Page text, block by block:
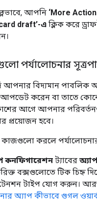
আপনি ‘More
draft’-এ ক্লিক করে
পর্যালোচনার
বিদ্যমান পাবলিক
আপডেট করেন বা তাতে
আগে আপনার
প্রয়োজন হবে।
কাজগুলো করলে
কনফিগারেশন ট্যাবের
বক্সগুলোতে টিক চিহ্ন
টাইপ যোগ করুন।
অ্যাপ কীভাবে গুগল